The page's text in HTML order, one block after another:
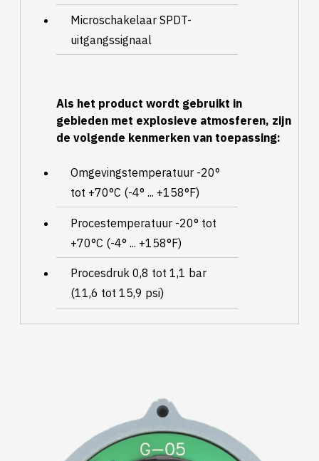
Microschakelaar SPDT-
uitgangssignaal
Als het product wordt gebruikt in
gebieden met explosieve atmosferen, zijn
de volgende kenmerken van toepassing:
Omgevingstemperatuur -20°
tot +70°C (-4° ... +158°F)
Procestemperatuur -20° tot
+70°C (-4° ... +158°F)
Procesdruk 0,8 tot 1,1 bar
(11,6 tot 15,9 psi)